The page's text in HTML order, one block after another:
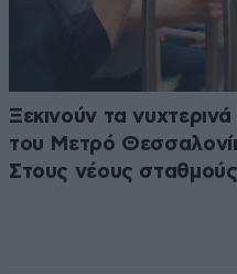
Ξεκινούν τα
του Μετρό
Στους νέους